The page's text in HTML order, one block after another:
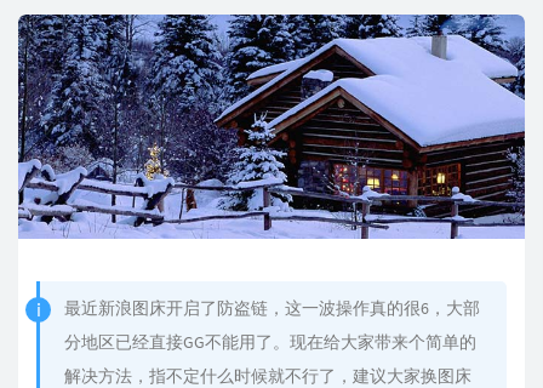
最近新浪图床开启了防盗链，这一波操作真的很6，大部
分地区已经直接GG不能用了。现在给大家带来个简单的
解决方法，指不定什么时候就不行了，建议大家换图床